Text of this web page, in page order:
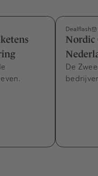
Dealflash
Nordic
De